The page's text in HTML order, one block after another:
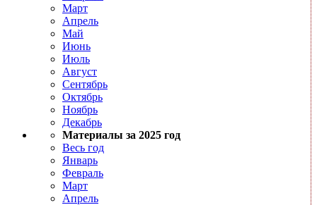
Март
Апрель
Май
Июнь
Июль
Август
Сентябрь
Октябрь
Ноябрь
Декабрь
Материалы за 2025 год
Весь год
Январь
Февраль
Март
Апрель